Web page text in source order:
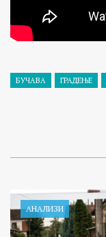
БУЧАВА ГРАДЕЊЕ
АНАЛИЗИ